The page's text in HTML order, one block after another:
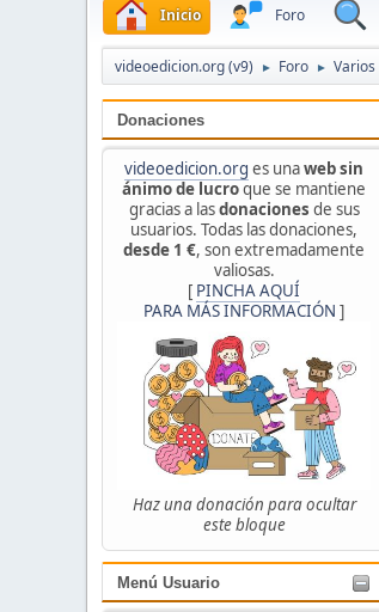
Inicio Foro
videoedicion.org (v9) ► Foro ► Varios
Donaciones
videoedicion.org es unaweb sin
ánimo de lucroque se mantiene
gracias a lasdonaciones de sus
usuarios. Todas las donaciones,
desde 1 €, son extremadamente
valiosas.
[ PINCHA AQUÍ
PARA MÁS INFORMACIÓN ]
Haz una donación para ocultar
este bloque
Menú Usuario